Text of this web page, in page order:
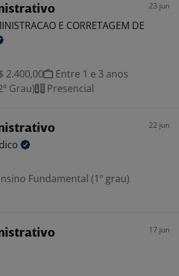
23 jun
E CORRETAGEM DE
2.400,00
Entre 1 e 3 anos
Grau)
Presencial
22 jun
Fundamental (1º grau)
17 jun